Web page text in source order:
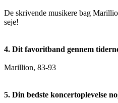
De skrivende musikere bag
seje!
4. Dit favoritband gennem
Marillion, 83-93
5. Din bedste koncertoplevelse